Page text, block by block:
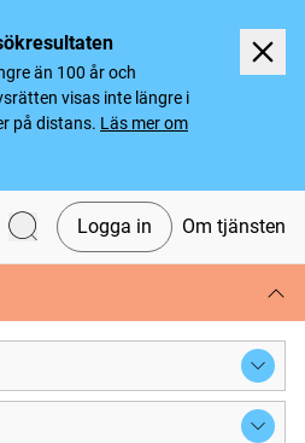
än 100 år och
visas inte längre i
på distans. Läs mer om
Logga in Om tjänsten